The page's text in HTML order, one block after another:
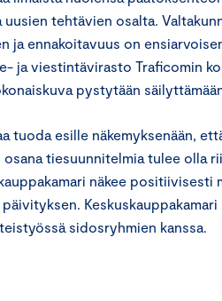
tehtävien osalta.
ja ennakoitavuus on
ja viestintävirasto Traficomin
pystytään
tuoda esille näkemyksenään,
tiesuunnitelmia tulee olla
näkee positiivisesti
sidosryhmien kanssa.